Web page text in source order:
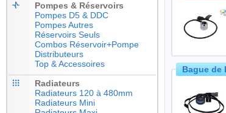
Pompes & Réservoirs
Pompes D5 & DDC
Pompes Autres
Réservoirs Seuls
Combos Réservoir+Pompe
Distributeurs
Top & Accessoires
Radiateurs
Radiateurs 120 à 480mm
Radiateurs Mini
Bague de